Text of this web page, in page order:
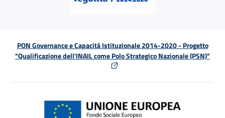
PON Governance e Capacità Istituzionale 2014-2020 - Progetto
"Qualificazione dell'INAIL come Polo Strategico Nazionale (PSN)"